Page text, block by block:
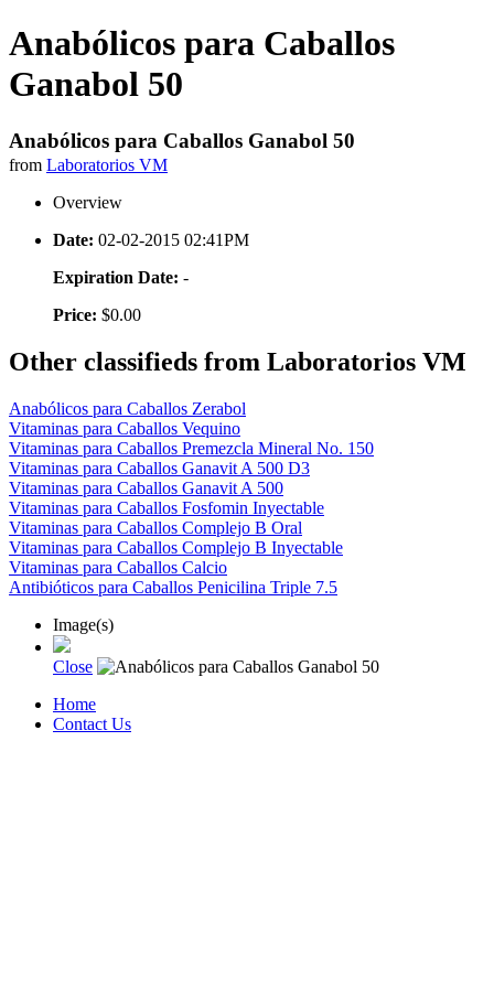
Anabólicos para Caballos
Ganabol 50
Anabólicos para Caballos Ganabol 50
from Laboratorios VM
Overview
Date: 02-02-2015 02:41PM
Expiration Date: -
Price: $0.00
Other classifieds from Laboratorios VM
Anabólicos para Caballos Zerabol
Vitaminas para Caballos Vequino
Vitaminas para Caballos Premezcla Mineral No. 150
Vitaminas para Caballos Ganavit A 500 D3
Vitaminas para Caballos Ganavit A 500
Vitaminas para Caballos Fosfomin Inyectable
Vitaminas para Caballos Complejo B Oral
Vitaminas para Caballos Complejo B Inyectable
Vitaminas para Caballos Calcio
Antibióticos para Caballos Penicilina Triple 7.5
Image(s)
Close
Home
Contact Us